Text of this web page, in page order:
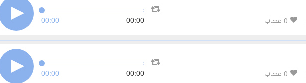
0 اعجاب 00:00 00:00
0 اعجاب 00:00 00:00